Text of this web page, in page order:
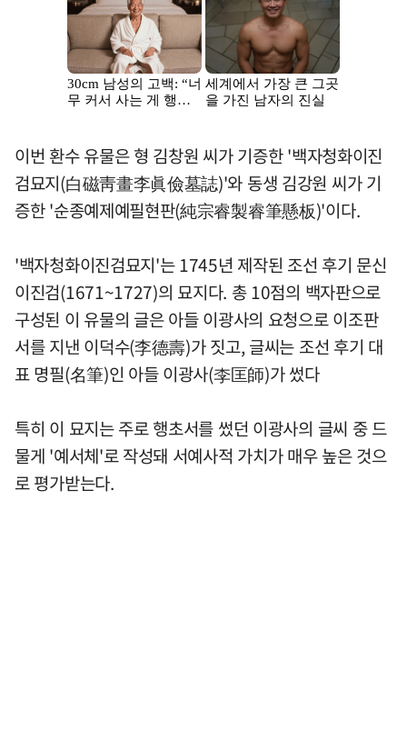
이번 환수 유물은 형 김창원 씨가 기증한 '백자청화이진
검묘지(白磁靑畫李眞儉墓誌)'와 동생 김강원 씨가 기
증한 '순종예제예필현판(純宗睿製睿筆懸板)'이다.
'백자청화이진검묘지'는 1745년 제작된 조선 후기 문신
이진검(1671~1727)의 묘지다. 총 10점의 백자판으로
구성된 이 유물의 글은 아들 이광사의 요청으로 이조판
서를 지낸 이덕수(李德壽)가 짓고, 글씨는 조선 후기 대
표 명필(名筆)인 아들 이광사(李匡師)가 썼다
특히 이 묘지는 주로 행초서를 썼던 이광사의 글씨 중 드
물게 '예서체'로 작성돼 서예사적 가치가 매우 높은 것으
로 평가받는다.